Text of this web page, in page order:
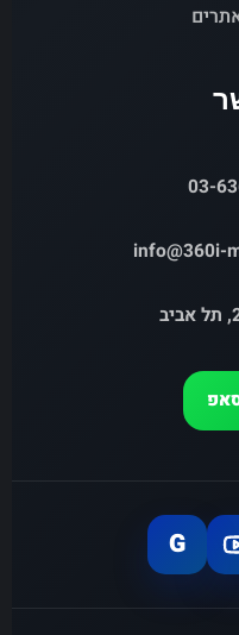
03-
info@360i-
G